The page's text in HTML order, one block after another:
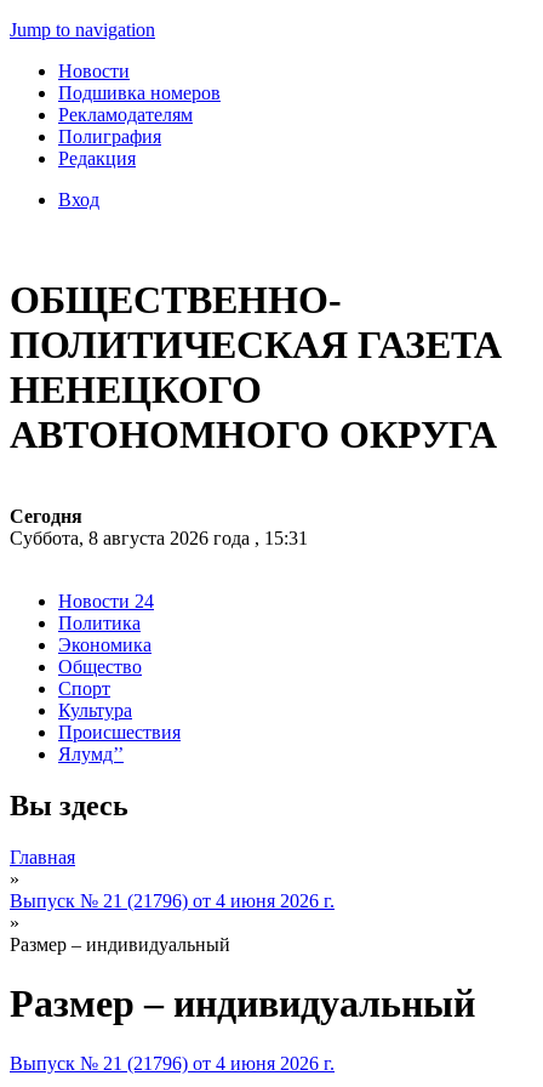
Jump to navigation
Новости
Подшивка номеров
Рекламодателям
Полиграфия
Редакция
Вход
ОБЩЕСТВЕННО-
ПОЛИТИЧЕСКАЯ ГАЗЕТА
НЕНЕЦКОГО
АВТОНОМНОГО ОКРУГА
Сегодня
Суббота, 8 августа 2026 года , 15:31
Новости 24
Политика
Экономика
Общество
Спорт
Культура
Происшествия
Ялумд’’
Вы здесь
Главная
»
Выпуск № 21 (21796) от 4 июня 2026 г.
»
Размер – индивидуальный
Размер – индивидуальный
Выпуск № 21 (21796) от 4 июня 2026 г.